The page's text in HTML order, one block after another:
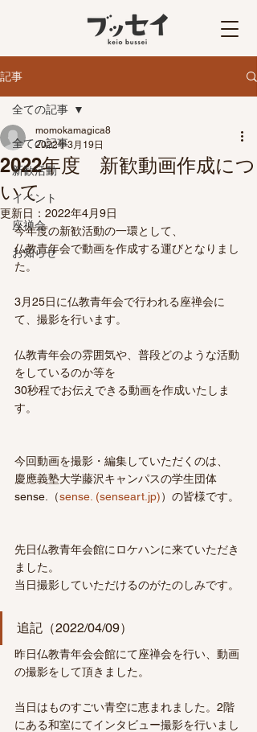
記事
全ての記事
新歓活動
イベント
座禅会
お知らせ
全ての記事
2022年度 新歓動画作成につ
いて
momokamagica8
2022年3月19日
更新日： 2022年4月9日
今年度の新歓活動の一環として、
仏教青年会で動画を作成する運びとなりまし
た。
3月25日に仏教青年会で行われる座禅会に
て、撮影を行います。
仏教青年会の雰囲気や、普段どのような活動
をしているのか等を
30秒程でお伝えできる動画を作成いたしま
す。
今回動画を撮影・編集していただくのは、
慶應義塾大学藤沢キャンパスの学生団体
sense.（sense. (senseart.jp)）の皆様です。
先日仏教青年会館にロケハンに来ていただき
ました。
当日撮影していただけるのがたのしみです。
追記（2022/04/09）
昨日仏教青年会会館にて座禅会を行い、動画
の撮影をして頂きました。
当日はものすごい青空に恵まれました。2階
にある和室にてインタビュー撮影を行いまし